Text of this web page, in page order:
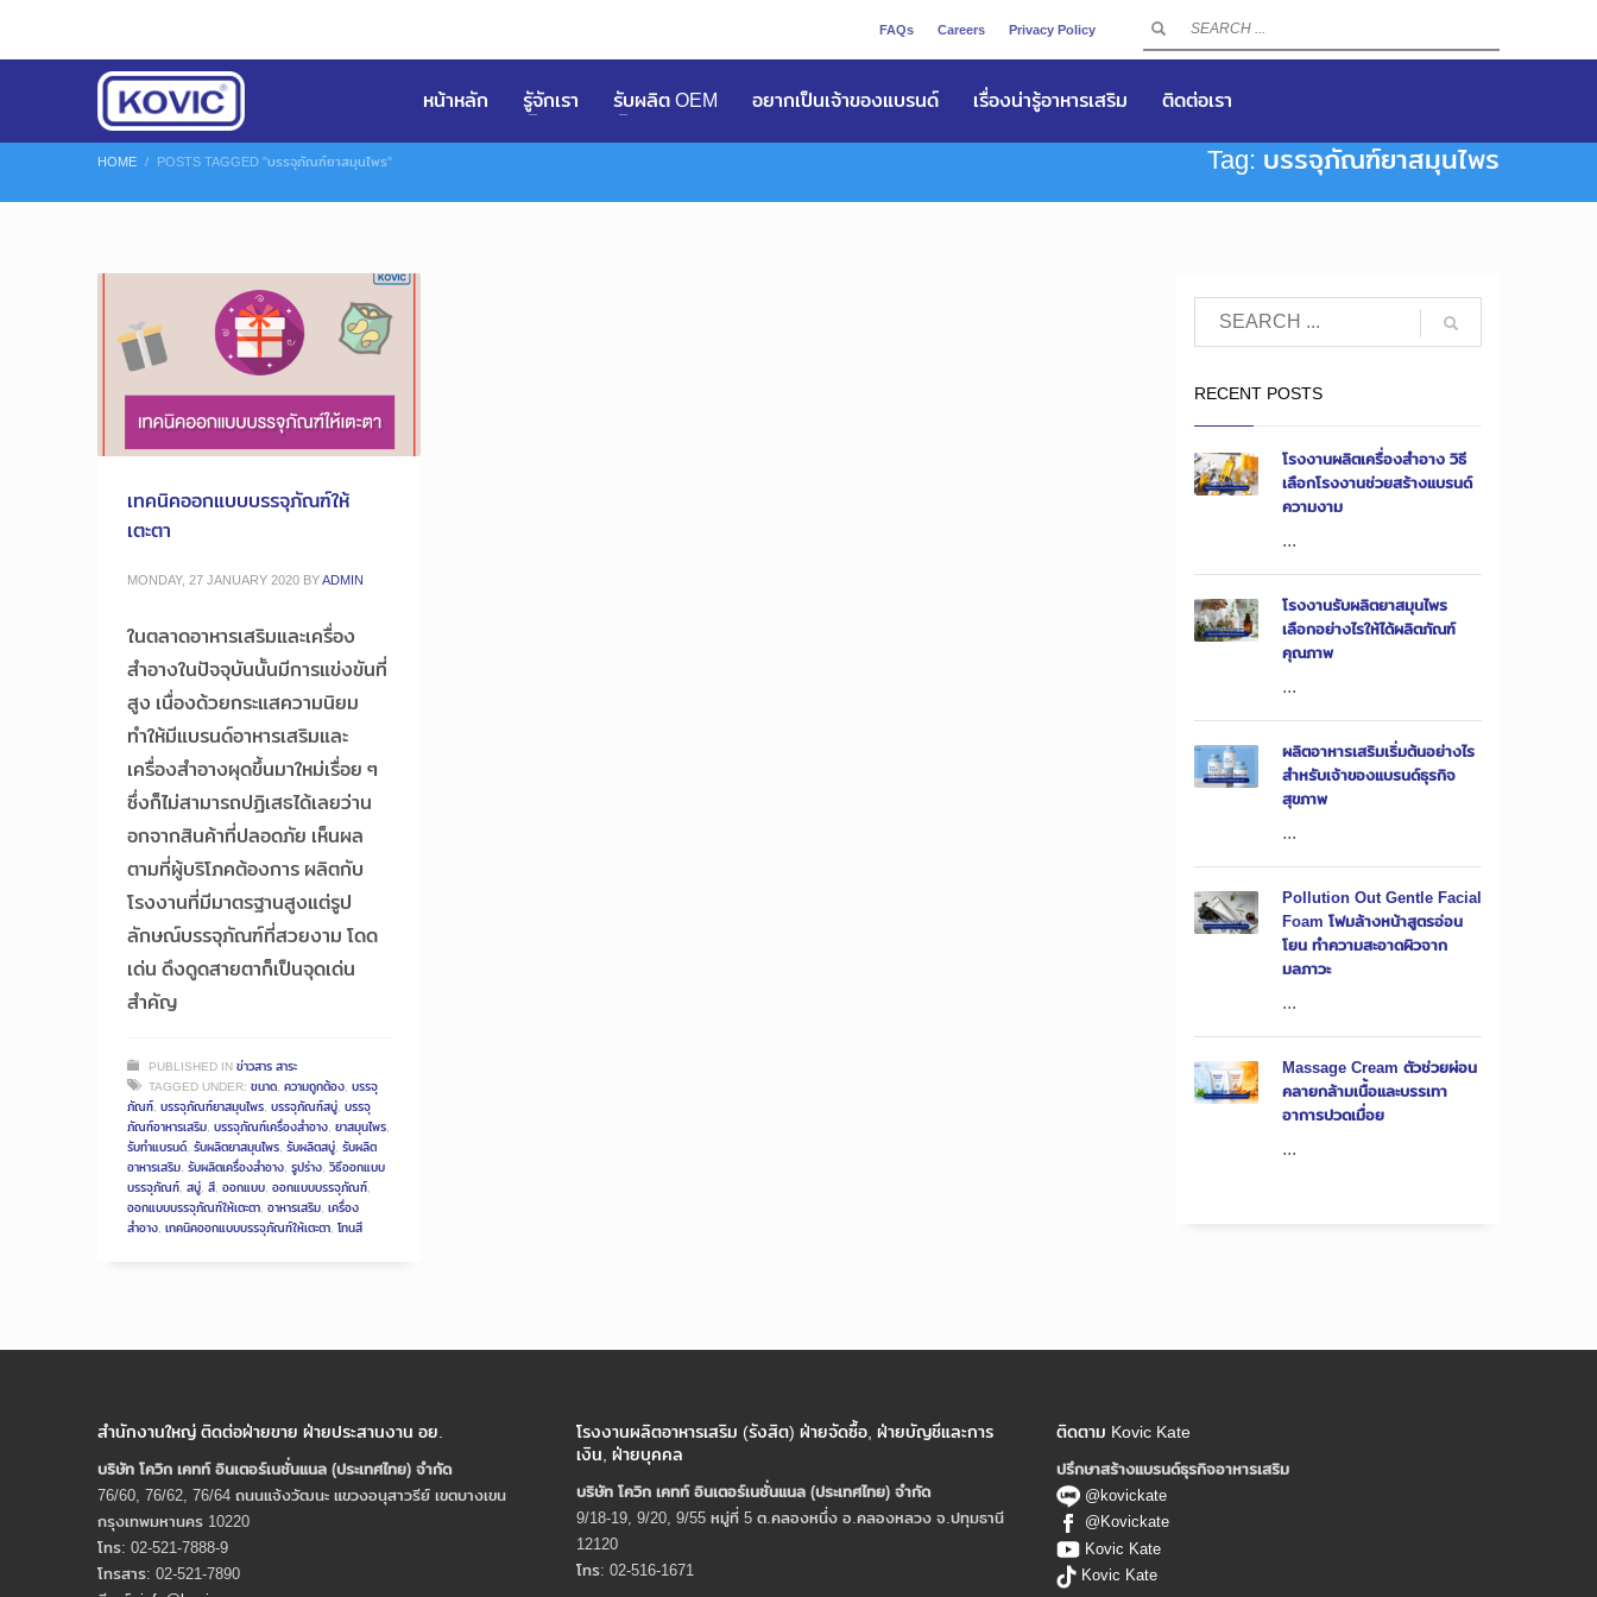
FAQs Careers Privacy Policy
หน้าหลัก รูัจักเรา รับผลิต OEM อยากเป็นเจ้าของแบรนด์ เรื่องน่ารู้อาหารเสริม ติดต่อเรา
HOME POSTS TAGGED "บรรจุภัณฑ์ยาสมุนไพร" Tag: บรรจุภัณฑ์ยาสมุนไพร
เทคนิคออกแบบบรรจุภัณฑ์ให้
เตะตา
MONDAY, 27 JANUARY 2020 BYADMIN
ในตลาดอาหารเสริมและเครื่อง
สำอางในปัจจุบันนั้นมีการแข่งขันที่
สูง เนื่องด้วยกระแสความนิยม
ทำให้มีแบรนด์อาหารเสริมและ
เครื่องสำอางผุดขึ้นมาใหม่เรื่อย ๆ
ซึ่งก็ไม่สามารถปฏิเสธได้เลยว่าน
อกจากสินค้าที่ปลอดภัย เห็นผล
ตามที่ผู้บริโภคต้องการ ผลิตกับ
โรงงานที่มีมาตรฐานสูงแต่รูป
ลักษณ์บรรจุภัณฑ์ที่สวยงาม โดด
เด่น ดึงดูดสายตาก็เป็นจุดเด่น
สำคัญ
PUBLISHED INข่าวสาร สาระ
TAGGED UNDER: ขนาด, ความถูกต้อง, บรรจุ
ภัณฑ์, บรรจุภัณฑ์ยาสมุนไพร, บรรจุภัณฑ์สบู่, บรรจุ
ภัณฑ์อาหารเสริม, บรรจุภัณฑ์เครื่องสำอาง, ยาสมุนไพร,
รับทำแบรนด์, รับผลิตยาสมุนไพร, รับผลิตสบู่, รับผลิต
อาหารเสริม, รับผลิตเครื่องสำอาง, รูปร่าง, วิธีออกแบบ
บรรจุภัณฑ์, สบู่, สี, ออกแบบ, ออกแบบบรรจุภัณฑ์,
ออกแบบบรรจุภัณฑ์ให้เตะตา, อาหารเสริม, เครื่อง
สำอาง, เทคนิคออกแบบบรรจุภัณฑ์ให้เตะตา, โทนสี
RECENT POSTS
โรงงานผลิตเครื่องสำอาง วิธี
เลือกโรงงานช่วยสร้างแบรนด์
ความงาม
...
โรงงานรับผลิตยาสมุนไพร
เลือกอย่างไรให้ได้ผลิตภัณฑ์
คุณภาพ
...
ผลิตอาหารเสริมเริ่มต้นอย่างไร
สำหรับเจ้าของแบรนด์ธุรกิจ
สุขภาพ
...
Pollution Out Gentle Facial
Foam โฟมล้างหน้าสูตรอ่อน
โยน ทำความสะอาดผิวจาก
มลภาวะ
...
Massage Cream ตัวช่วยผ่อน
คลายกล้ามเนื้อและบรรเทา
อาการปวดเมื่อย
...
สำนักงานใหญ่ ติดต่อฝ่ายขาย ฝ่ายประสานงาน อย.
บริษัท โควิก เคทท์ อินเตอร์เนชั่นแนล (ประเทศไทย) จํากัด
76/60, 76/62, 76/64 ถนนแจ้งวัฒนะ แขวงอนุสาวรีย์ เขตบางเขน
กรุงเทพมหานคร 10220
โทร: 02-521-7888-9
โทรสาร: 02-521-7890
โรงงานผลิตอาหารเสริม (รังสิต) ฝ่ายจัดซื้อ, ฝ่ายบัญชีและการ
เงิน, ฝ่ายบุคคล
บริษัท โควิก เคทท์ อินเตอร์เนชั่นแนล (ประเทศไทย) จํากัด
9/18-19, 9/20, 9/55 หมู่ที่ 5 ต.คลองหนึ่ง อ.คลองหลวง จ.ปทุมธานี
12120
โทร: 02-516-1671
ติดตาม Kovic Kate
ปรึกษาสร้างแบรนด์ธุรกิจอาหารเสริม
@kovickate
@Kovickate
Kovic Kate
Kovic Kate